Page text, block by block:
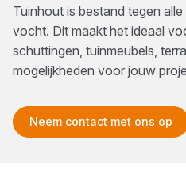
Tuinhout is bestand tegen
vocht. Dit maakt het ideaal
schuttingen, tuinmeubels,
mogelijkheden voor jouw
Neem contact met ons op